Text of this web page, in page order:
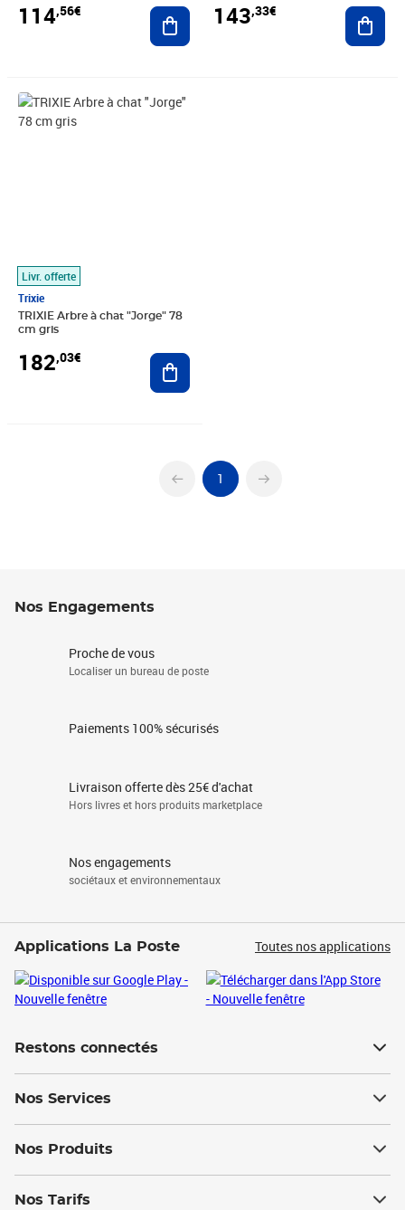
114,56€ Ajouter au panier
143,33€
Livr. offerte
Trixie
TRIXIE Arbre à chat "Jorge" 78
cm gris
182,03€
Prix 182,03€
Ajouter au panier
1
Nos Engagements
Proche de vous
Localiser un bureau de poste
Paiements 100% sécurisés
Livraison offerte dès 25€ d'achat
Hors livres et hors produits marketplace
Nos engagements
sociétaux et environnementaux
Applications La Poste Toutes nos applications
Restons connectés
Nos Services
Nos Produits
Nos Tarifs